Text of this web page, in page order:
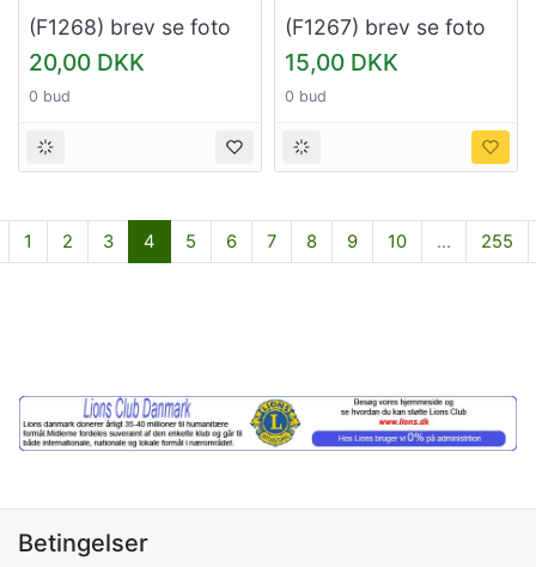
(F1268) brev se foto
20,00 DKK
0 bud
(F1267) brev se foto
15,00 DKK
0 bud
1 2 3 4 5 6 7 8 9 10 ... 255
Betingelser